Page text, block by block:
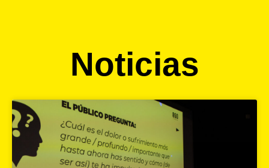
Noticias